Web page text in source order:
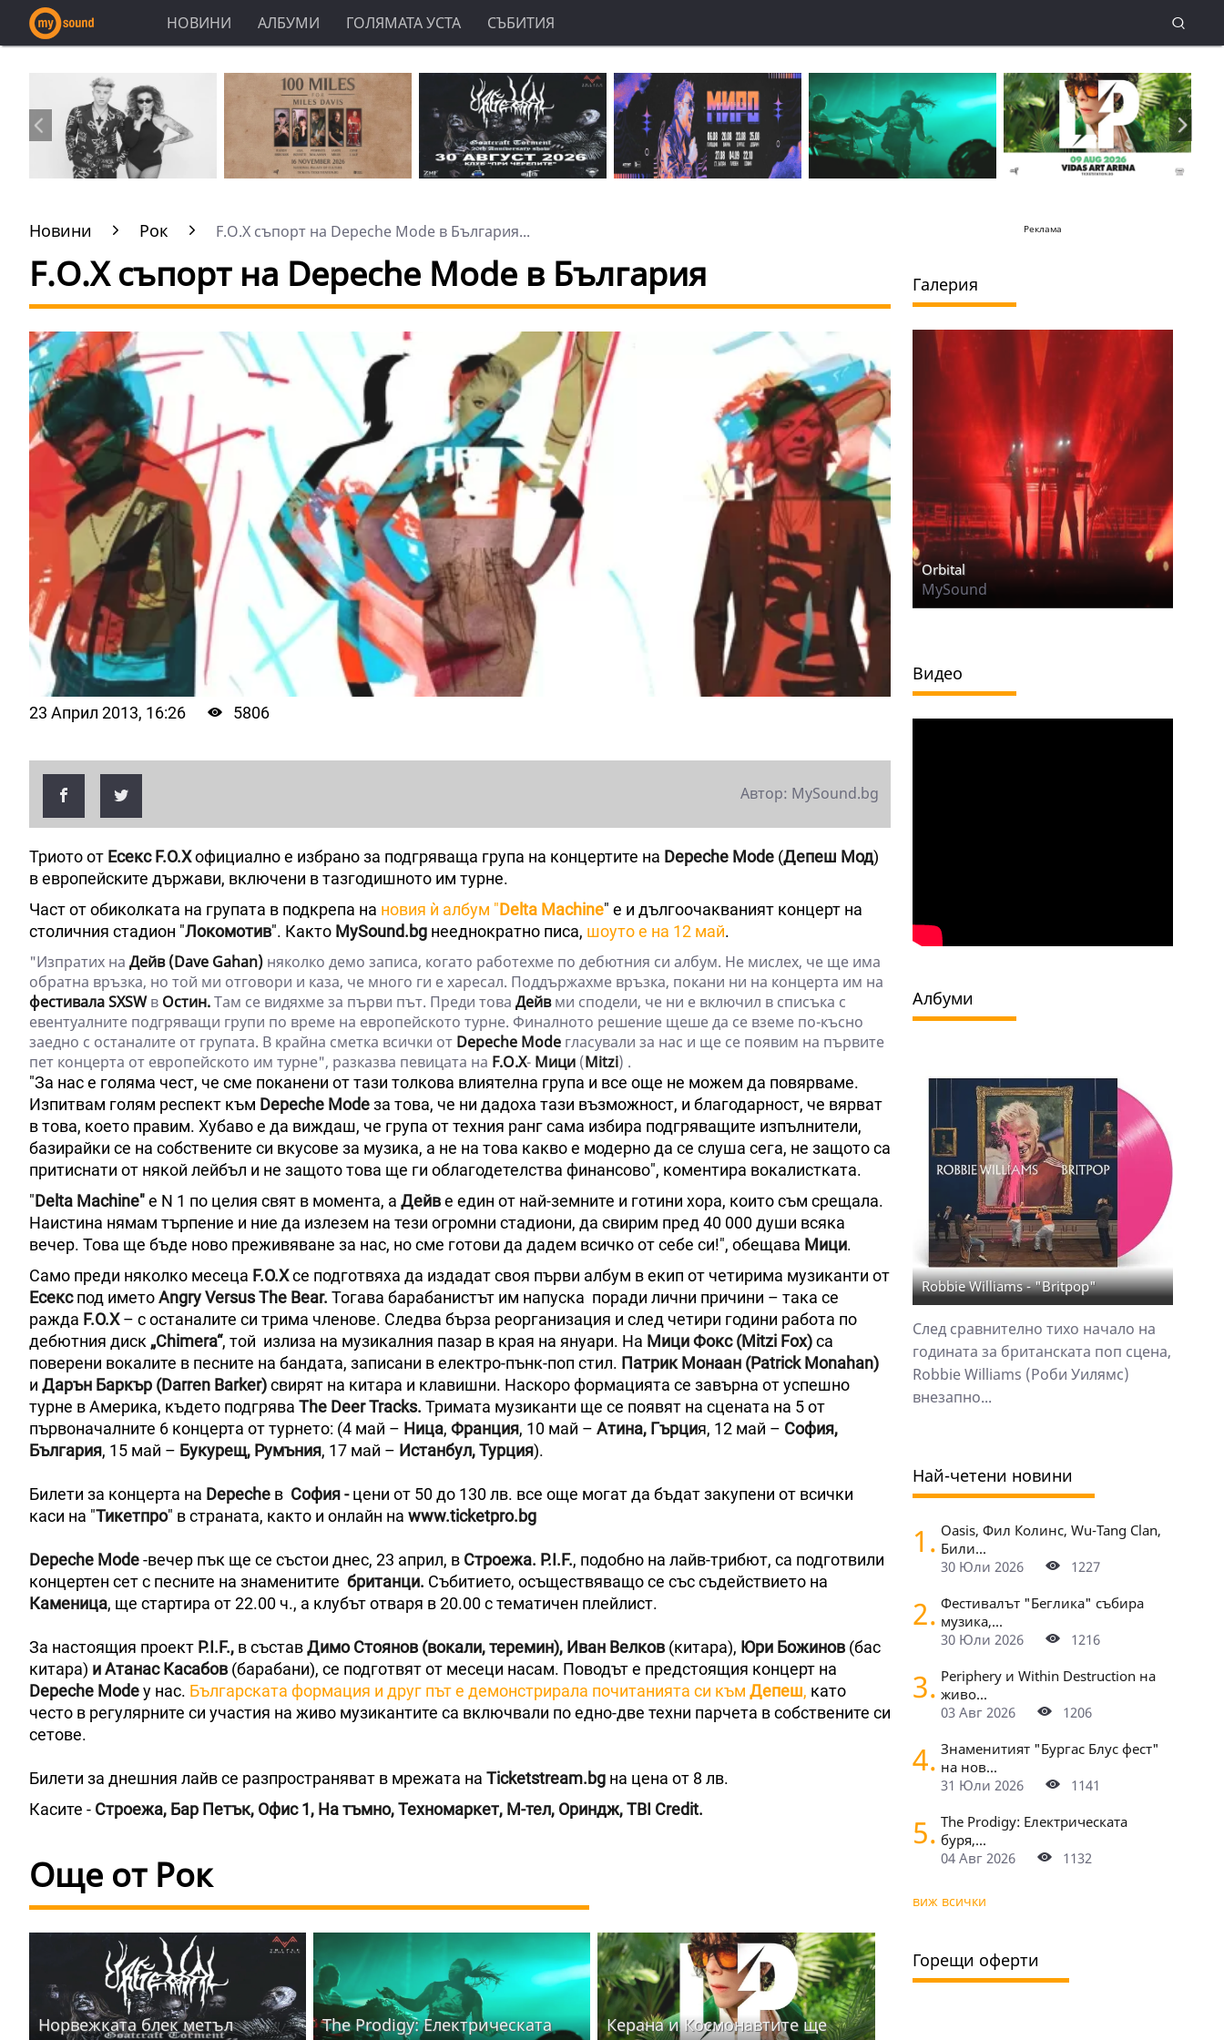
НОВИНИ АЛБУМИ ГОЛЯМАТА УСТА СЪБИТИЯ
Новини Рок F.O.X съпорт на Depeche Mode в България...
F.O.X съпорт на Depeche Mode в България
23 Април 2013, 16:26 5806
Автор: MySound.bg
Триото от Есекс F.O.Xофициално е избрано за подгряваща група на концертите на Depeche Mode (Депеш Мод)
в европейските държави, включени в тазгодишното им турне.
Част от обиколката на групата в подкрепа на новия ѝ албум "Delta Machine" е и дългоочакваният концерт на
столичния стадион "Локомотив". Както MySound.bg нееднократно писа, шоуто е на 12 май.
"Изпратих на Дейв (Dave Gahan) няколко демо записа, когато работехме по дебютния си албум. Не мислех, че ще има
обратна връзка, но той ми отговори и каза, че много ги е харесал. Поддържахме връзка, покани ни на концерта им на
фестивала SXSWв Остин.Там се видяхме за първи път. Преди това Дейвми сподели, че ни е включил в списъка с
евентуалните подгряващи групи по време на европейското турне. Финалното решение щеше да се вземе по-късно
заедно с останалите от групата. В крайна сметка всички от Depeche Mode гласували за нас и ще се появим на първите
пет концерта от европейското им турне", разказва певицата на F.O.X- Мици (Mitzi) .
"За нас е голяма чест, че сме поканени от тази толкова влиятелна група и все още не можем да повярваме.
Изпитвам голям респект към Depeche Modeза това, че ни дадоха тази възможност, и благодарност, че вярват
в това, което правим. Хубаво е да виждаш, че група от техния ранг сама избира подгряващите изпълнители,
базирайки се на собствените си вкусове за музика, а не на това какво е модерно да се слуша сега, не защото са
притиснати от някой лейбъл и не защото това ще ги облагодетелства финансово", коментира вокалистката.
"Delta Machine"е N 1 по целия свят в момента, а Дейве един от най-земните и готини хора, които съм срещала.
Наистина нямам търпение и ние да излезем на тези огромни стадиони, да свирим пред 40 000 души всяка
вечер. Това ще бъде ново преживяване за нас, но сме готови да дадем всичко от себе си!", обещава Мици.
Само преди няколко месеца F.O.Xсе подготвяха да издадат своя първи албум в екип от четирима музиканти от
Есекспод иметоAngry Versus The Bear. Тогава барабанистът им напуска поради лични причини – така се
ражда F.O.X– с останалите си трима членове. Следва бърза реорганизация и след четири години работа по
дебютния диск „Chimera“, той излиза на музикалния пазар в края на януари. На Мици Фокс (Mitzi Fox)са
поверени вокалите в песните на бандата, записани в електро-пънк-поп стил. Патрик Монаан (Patrick Monahan)
и Дарън Баркър (Darren Barker)свирят на китара и клавишни. Наскоро формацията се завърна от успешно
турне в Америка, където подгрява The Deer Tracks. Тримата музиканти ще се появят на сцената на 5 от
първоначалните 6 концерта от турнето: (4 май – Ница, Франция, 10 май – Атина, Гърция, 12 май – София,
България, 15 май – Букурещ, Румъния, 17 май – Истанбул, Турция).
Билети за концерта на Depeche в София -цени от 50 до 130 лв. все още могат да бъдат закупени от всички
каси на "Тикетпро" в страната, както и онлайн на www.ticketpro.bg
Depeche Mode-вечер пък ще се състои днес, 23 април, в Строежа. P.I.F., подобно на лайв-трибют, са подготвили
концертен сет с песните на знаменитите британци. Събитието, осъществяващо се със съдействието на
Каменица, ще стартира от 22.00 ч., а клубът отваря в 20.00 с тематичен плейлист.
За настоящия проект P.I.F., в съставДимо Стоянов (вокали, теремин), Иван Велков (китара), Юри Божинов (бас
китара) и Атанас Касабов (барабани), се подготвят от месеци насам. Поводът е предстоящия концерт на
Depeche Modeу нас. Българската формация и друг път е демонстрирала почитанията си към Депеш, като
често в регулярните си участия на живо музикантите са включвали по едно-две техни парчета в собствените си
сетове.
Билети за днешния лайв се разпространяват в мрежата на Ticketstream.bg на цена от 8 лв.
Касите - Строежа, Бар Петък, Офис 1, На тъмно, Техномаркет, М-тел, Ориндж, TBI Credit.
Още от Рок
Норвежката блек метъл
The Prodigy: Електрическата
Керана и Космонавтите ще
Реклама
Галерия
Orbital
MySound
Видео
Албуми
Robbie Williams - "Britpop"
След сравнително тихо начало на
годината за британската поп сцена,
Robbie Williams (Роби Уилямс)
внезапно...
Най-четени новини
1. Oasis, Фил Колинс, Wu-Tang Clan,
Били...
30 Юли 2026
1227
2. Фестивалът "Беглика" събира
музика,...
30 Юли 2026
1216
3. Periphery и Within Destruction на
живо...
03 Авг 2026
1206
4. Знаменитият "Бургас Блус фест"
на нов...
31 Юли 2026
1141
5. The Prodigy: Електрическата
буря,...
04 Авг 2026
1132
виж всички
Горещи оферти